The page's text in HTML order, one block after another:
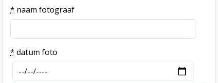
* naam fotograaf
* datum foto